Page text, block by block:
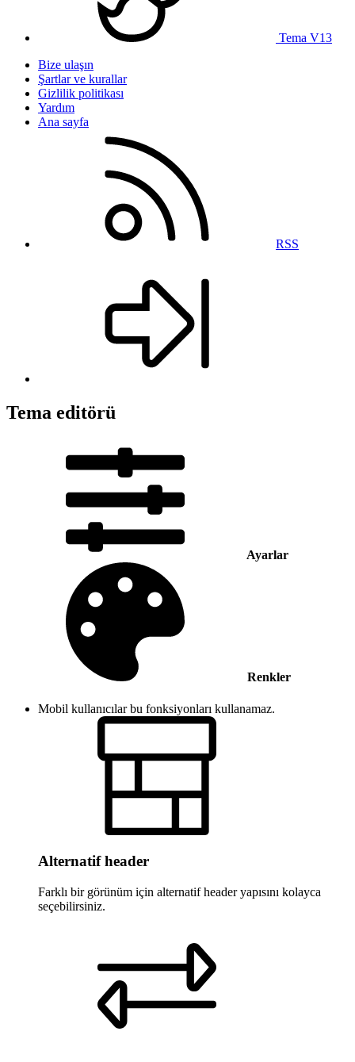
Tema V13
Bize ulaşın
Şartlar ve kurallar
Gizlilik politikası
Yardım
Ana sayfa
RSS
Tema editörü
Ayarlar
Renkler
Mobil kullanıcılar bu fonksiyonları kullanamaz.
Alternatif header
Farklı bir görünüm için alternatif header yapısını kolayca
seçebilirsiniz.